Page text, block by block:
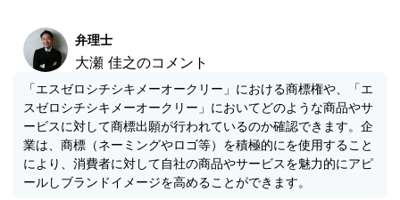
弁理士
大瀬 佳之のコメント
「エスゼロシチシキメーオークリー」における商標権や、「エ
スゼロシチシキメーオークリー」においてどのような商品やサ
ービスに対して商標出願が行われているのか確認できます。企
業は、商標（ネーミングやロゴ等）を積極的にを使用すること
により、消費者に対して自社の商品やサービスを魅力的にアピ
ールしブランドイメージを高めることができます。